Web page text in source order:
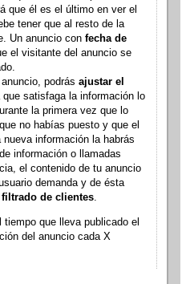
que él es el último en ver el
tener que al resto de la
Un anuncio con fecha de
el visitante del anuncio se
podrás ajustar el
satisfaga la información lo
la primera vez que lo
no habías puesto y que el
información la habrás
información o llamadas
el contenido de tu anuncio
demanda y de ésta
de clientes.
que lleva publicado el
del anuncio cada X